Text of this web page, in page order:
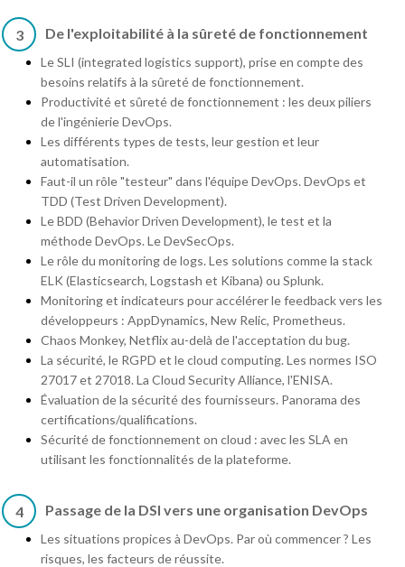
3 De l'exploitabilité à la sûreté de fonctionnement
Le SLI (integrated logistics support), prise en compte des
besoins relatifs à la sûreté de fonctionnement.
Productivité et sûreté de fonctionnement : les deux piliers
de l'ingénierie DevOps.
Les différents types de tests, leur gestion et leur
automatisation.
Faut-il un rôle "testeur" dans l'équipe DevOps. DevOps et
TDD (Test Driven Development).
Le BDD (Behavior Driven Development), le test et la
méthode DevOps. Le DevSecOps.
Le rôle du monitoring de logs. Les solutions comme la stack
ELK (Elasticsearch, Logstash et Kibana) ou Splunk.
Monitoring et indicateurs pour accélérer le feedback vers les
développeurs : AppDynamics, New Relic, Prometheus.
Chaos Monkey, Netflix au-delà de l'acceptation du bug.
La sécurité, le RGPD et le cloud computing. Les normes ISO
27017 et 27018. La Cloud Security Alliance, l'ENISA.
Évaluation de la sécurité des fournisseurs. Panorama des
certifications/qualifications.
Sécurité de fonctionnement on cloud : avec les SLA en
utilisant les fonctionnalités de la plateforme.
4 Passage de la DSI vers une organisation DevOps
Les situations propices à DevOps. Par où commencer ? Les
risques, les facteurs de réussite.